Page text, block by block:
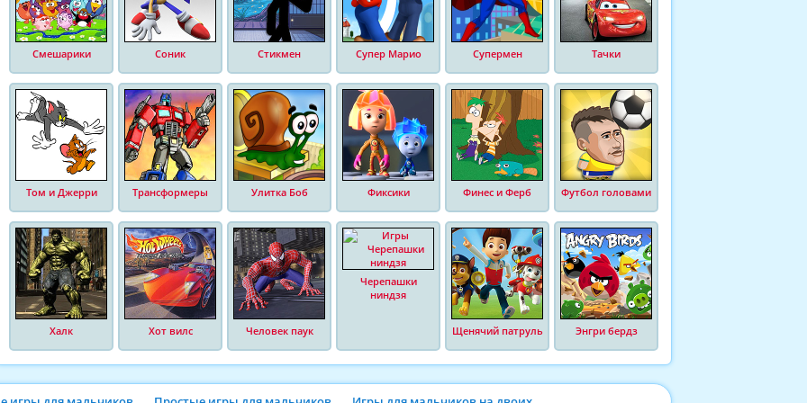
Смешарики Соник Стикмен Супер Марио Супермен Тачки
Том и Джерри Трансформеры Улитка Боб Фиксики Финес и Ферб Футбол головами
Халк Хот вилс Человек паук
Черепашки
ниндзя
Щенячий патруль Энгри бердз